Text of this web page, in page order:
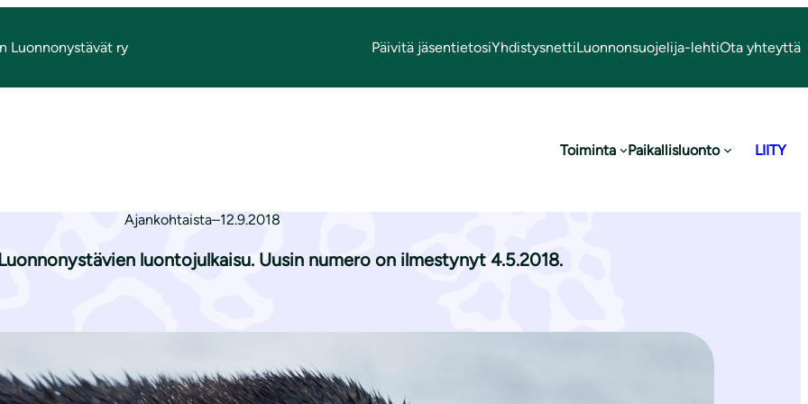
Luonnonystävät ry Päivitä jäsentietosiYhdistysnettiLuonnonsuojelija-lehtiOta yhteyttä
Toiminta Paikallisluonto LIITY
Ajankohtaista–12.9.2018
luontojulkaisu. Uusin numero on ilmestynyt 4.5.2018.